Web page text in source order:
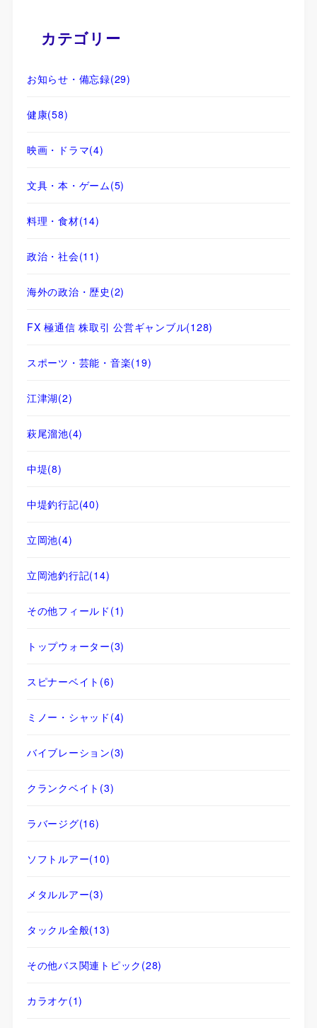
カテゴリー
お知らせ・備忘録(29)
健康(58)
映画・ドラマ(4)
文具・本・ゲーム(5)
料理・食材(14)
政治・社会(11)
海外の政治・歴史 (2)
FX 極通信 株取引 公営ギャンブル(128)
スポーツ・芸能・音楽(19)
江津湖(2)
萩尾溜池(4)
中堤(8)
中堤釣行記(40)
立岡池(4)
立岡池釣行記(14)
その他フィールド (1)
トップウォーター(3)
スピナーベイト (6)
ミノー・シャッド (4)
バイブレーション(3)
クランクベイト (3)
ラバージグ(16)
ソフトルアー(10)
メタルルアー(3)
タックル全般(13)
その他バス関連トピック (28)
カラオケ(1)